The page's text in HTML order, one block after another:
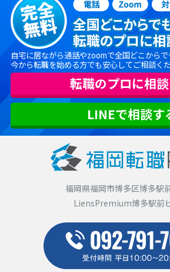
自宅に居ながら通話やzoomで全国どこからで
今から転職を始める方でも安心してご相談くだ
転職のプロに相
LINEで相談す
福岡県福岡市博多区博多駅
LiensPremium博多駅前